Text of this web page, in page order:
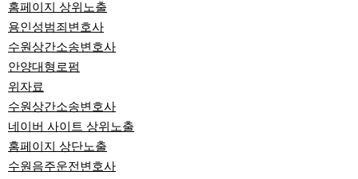
홈페이지 상위노출
용인성범죄변호사
수원상간소송변호사
안양대형로펌
위자료
수원상간소송변호사
네이버 사이트 상위노출
홈페이지 상단노출
수원음주운전변호사